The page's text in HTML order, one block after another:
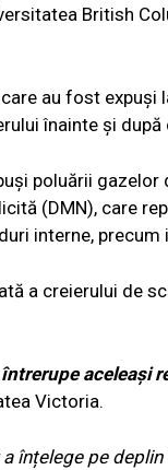
British
au fost expuși
înainte și după
poluării gazelor
(DMN), care
interne,
a creierului de
aceleași
Victoria.
înțelege pe